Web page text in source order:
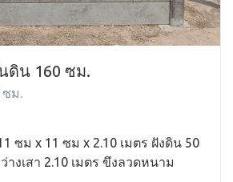
ดิน 160 ซม.
ม.
ซม x 11 ซม x 2.10 เมตร ฝังดิน 50
างเสา 2.10 เมตร ขึงลวดหนาม